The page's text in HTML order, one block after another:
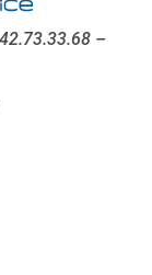
–